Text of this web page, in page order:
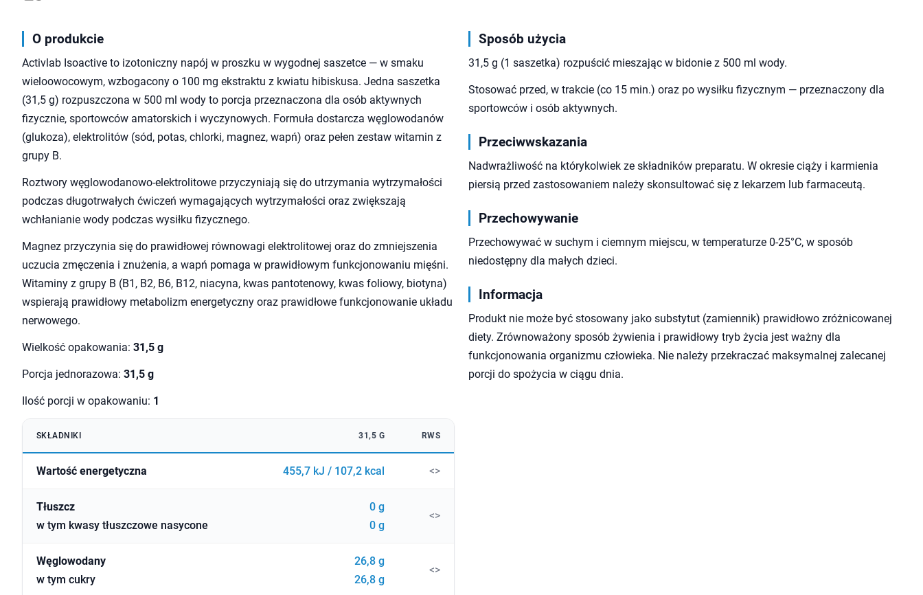
O produkcie
Activlab Isoactive to izotoniczny napój w proszku w wygodnej saszetce — w smaku
wieloowocowym, wzbogacony o 100 mg ekstraktu z kwiatu hibiskusa. Jedna saszetka
(31,5 g) rozpuszczona w 500 ml wody to porcja przeznaczona dla osób aktywnych
fizycznie, sportowców amatorskich i wyczynowych. Formuła dostarcza węglowodanów
(glukoza), elektrolitów (sód, potas, chlorki, magnez, wapń) oraz pełen zestaw witamin z
grupy B.
Roztwory węglowodanowo-elektrolitowe przyczyniają się do utrzymania wytrzymałości
podczas długotrwałych ćwiczeń wymagających wytrzymałości oraz zwiększają
wchłanianie wody podczas wysiłku fizycznego.
Magnez przyczynia się do prawidłowej równowagi elektrolitowej oraz do zmniejszenia
uczucia zmęczenia i znużenia, a wapń pomaga w prawidłowym funkcjonowaniu mięśni.
Witaminy z grupy B (B1, B2, B6, B12, niacyna, kwas pantotenowy, kwas foliowy, biotyna)
wspierają prawidłowy metabolizm energetyczny oraz prawidłowe funkcjonowanie układu
nerwowego.
Wielkość opakowania: 31,5 g
Porcja jednorazowa: 31,5 g
Ilość porcji w opakowaniu: 1
SKŁADNIKI 31,5 G RWS
Wartość energetyczna 455,7 kJ / 107,2 kcal <>
Tłuszcz
w tym kwasy tłuszczowe nasycone
0 g
0 g
<>
Węglowodany
w tym cukry
26,8 g
26,8 g
<>
Sposób użycia
31,5 g (1 saszetka) rozpuścić mieszając w bidonie z 500 ml wody.
Stosować przed, w trakcie (co 15 min.) oraz po wysiłku fizycznym — przeznaczony dla
sportowców i osób aktywnych.
Przeciwwskazania
Nadwrażliwość na którykolwiek ze składników preparatu. W okresie ciąży i karmienia
piersią przed zastosowaniem należy skonsultować się z lekarzem lub farmaceutą.
Przechowywanie
Przechowywać w suchym i ciemnym miejscu, w temperaturze 0-25°C, w sposób
niedostępny dla małych dzieci.
Informacja
Produkt nie może być stosowany jako substytut (zamiennik) prawidłowo zróżnicowanej
diety. Zrównoważony sposób żywienia i prawidłowy tryb życia jest ważny dla
funkcjonowania organizmu człowieka. Nie należy przekraczać maksymalnej zalecanej
porcji do spożycia w ciągu dnia.